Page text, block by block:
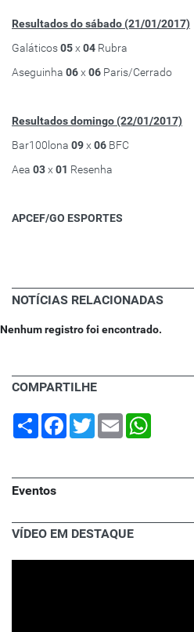
Resultados do sábado (21/01/2017)
Galáticos05x04 Rubra
Aseguinha 06x06 Paris/Cerrado
Resultados domingo (22/01/2017)
Bar100lona 09x06 BFC
Aea 03x01 Resenha
APCEF/GO ESPORTES
NOTÍCIAS RELACIONADAS
Nenhum registro foi encontrado.
COMPARTILHE
Share Facebook
TwitterEmail
Eventos
VÍDEO EM DESTAQUE